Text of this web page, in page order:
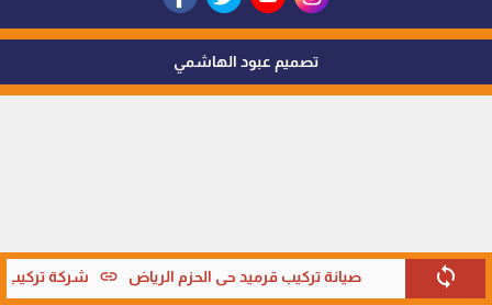
sync صيانة تركيب قرميد حي الحزم الرياض link شركة تركيب
تصميم عبود الهاشمي